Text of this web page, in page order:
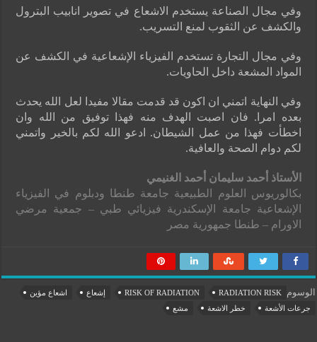
وفي مجال الصناعة يستخدم الاشعاع في تصوير انابيب البترول
والكشف عن الثقوب لمنع التسريب.
وفي مجال التجارة تستخدم الفيزياء الإشعاعية في الكشف عن
المواد المشعة داخل الحاويات.
وفي النهاية اتمني ان اكون قد قدمت مقالا مفيدا لعل الله يحدث
بعده امرا. فان اصبت الهدف منه فهذا توفيق من الله وان
اخطأت فهذا من عمل الشيطان. ادعو الله لكم بالخير واتمني
لكم دوام الصحة والعافية.
الأستاذ أحمد سليمان أحمد الغنيمي
بكالوريوس العلوم الطبيعية جامعة طنطا ودبلوم في الفيزياء
الإشعاعية جامعة الإسكندرية فيزيائي طبي – جمعية مرضي
الاورام – طنطا جمهورية مصر
الوسوم RADIATION RISK
RISK OF RADIATION إشعاع
اشعاع مؤين
جرعات الأشعة
خطر الاشعة مشع